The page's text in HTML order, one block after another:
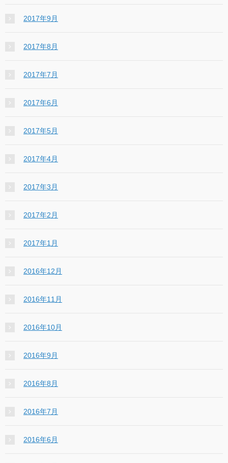
2017年9月
2017年8月
2017年7月
2017年6月
2017年5月
2017年4月
2017年3月
2017年2月
2017年1月
2016年12月
2016年11月
2016年10月
2016年9月
2016年8月
2016年7月
2016年6月